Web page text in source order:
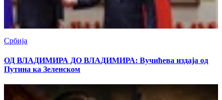
Србија
ОД ВЛАДИМИРА ДО ВЛАДИМИРА: Вучићева издаја од
Путина ка Зеленском